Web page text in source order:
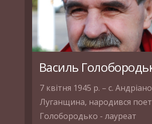
Василь
7 квітня 1945 р. – с.
Луганщина, народився
Голобородько - лауреат